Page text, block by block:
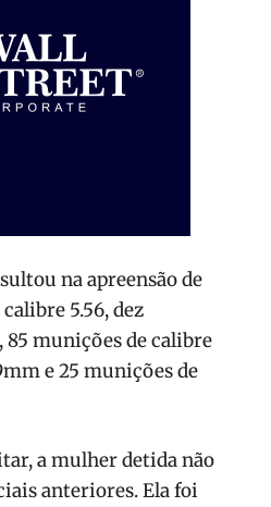
na apreensão de
5.56, dez
85 munições de calibre
e 25 munições de
a mulher detida não
anteriores. Ela foi